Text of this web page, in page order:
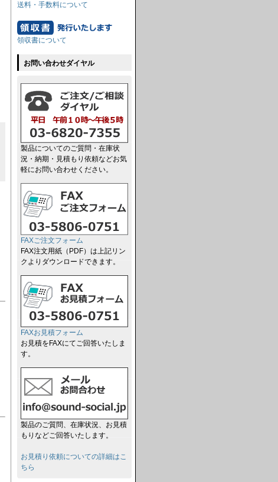
送料・手数料について
領収書について
お問い合わせダイヤル
製品についてのご質問・在庫状
況・納期・見積もり依頼などお気
軽にお問い合わせください。
FAXご注文フォーム
FAX注文用紙（PDF）は上記リン
クよりダウンロードできます。
FAXお見積フォーム
お見積をFAXにてご回答いたしま
す。
製品のご質問、在庫状況、お見積
もりなどご回答いたします。
お見積り依頼についての詳細はこ
ちら